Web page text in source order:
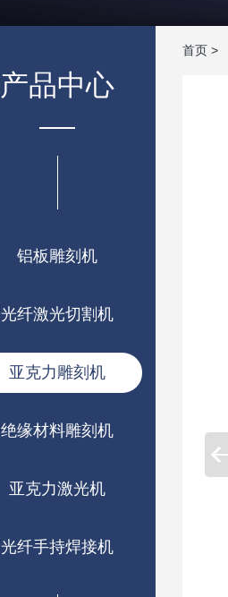
产品中心
铝板雕刻机
光纤激光切割机
亚克力雕刻机
绝缘材料雕刻机
亚克力激光机
光纤手持焊接机
首页>